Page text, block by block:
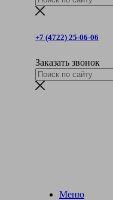
+7 (4722) 25-06-06
Заказать звонок
Меню